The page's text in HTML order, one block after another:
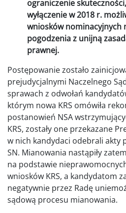
ograniczenie
wyłączenie w 2018 r.
wniosków nominacyjnych
pogodzenia z unijną
prawnej.
Postępowanie zostało
prejudycjalnymi Naczelnego
sprawach z odwołań
którym nowa KRS omówiła
postanowień NSA
KRS, zostały one przekazane
w nich kandydaci odebrali akty
SN. Mianowania nastąpiły
na podstawie
wniosków KRS, a kandydatom
negatywnie przez Radę
sądową procesu mianowania.